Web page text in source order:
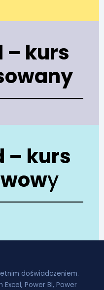
– kurs
– kurs
y
doświadczeniem.
Power BI, Power